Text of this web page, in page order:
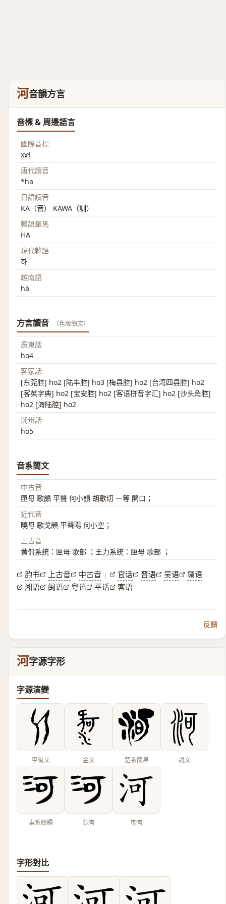
河音韻方言
音標 & 周邊語言
國際音標
xɤ˧˥
唐代讀音
*ha
日語讀音
KA（音） KAWA（訓）
韓語羅馬
HA
現代韓語
하
越南語
hà
方言讀音 （舊版簡文）
廣東話
ho4
客家話
[东莞腔] ho2 [陆丰腔] ho3 [梅县腔] ho2 [台湾四县腔] ho2
[客英字典] ho2 [宝安腔] ho2 [客语拼音字汇] ho2 [沙头角腔]
ho2 [海陆腔] ho2
潮州話
ho5
音系簡文
中古音
匣母 歌韻 平聲 何小韻 胡歌切 一等 開口；
近代音
曉母 歌戈韻 平聲陽 何小空；
上古音
黄侃系统：匣母 歌部 ；王力系统：匣母 歌部 ；
韵书 上古音 中古音 | 官话 晋语 吴语
赣语
湘语
闽语 粤语 平话 客语
反饋
河字源字形
字源演變
甲骨文 金文 楚系簡帛 說文
秦系簡牘 隸書 楷書
字形對比